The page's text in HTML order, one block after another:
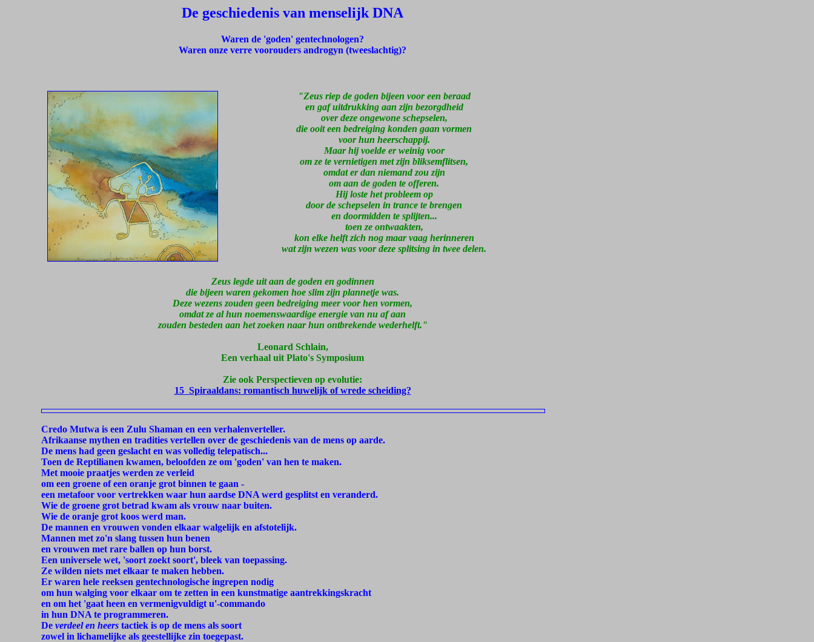
De geschiedenis van menselijk DNA
Waren de 'goden' gentechnologen?
Waren onze verre voorouders androgyn (tweeslachtig)?
"Zeus riep de goden bijeen voor een beraad
en gaf uitdrukking aan zijn bezorgdheid
over deze ongewone schepselen,
die ooit een bedreiging konden gaan vormen
voor hun heerschappij.
Maar hij voelde er weinig voor
om ze te vernietigen met zijn bliksemflitsen,
omdat er dan niemand zou zijn
om aan de goden te offeren.
Hij loste het probleem op
door de schepselen in trance te brengen
en doormidden te splijten...
toen ze ontwaakten,
kon elke helft zich nog maar vaag herinneren
wat zijn wezen was voor deze splitsing in twee delen.
Zeus legde uit aan de goden en godinnen
die bijeen waren gekomen hoe slim zijn plannetje was.
Deze wezens zouden geen bedreiging meer voor hen vormen,
omdat ze al hun noemenswaardige energie van nu af aan
zouden besteden aan het zoeken naar hun ontbrekende wederhelft."
Leonard Schlain,
Een verhaal uit Plato's Symposium
Zie ook Perspectieven op evolutie:
15 Spiraaldans: romantisch huwelijk of wrede scheiding?
Credo Mutwa is een Zulu Shaman en een verhalenverteller.
Afrikaanse mythen en tradities vertellen over de geschiedenis van de mens op aarde.
De mens had geen geslacht en was volledig telepatisch...
Toen de Reptilianen kwamen, beloofden ze om 'goden' van hen te maken.
Met mooie praatjes werden ze verleid
om een groene of een oranje grot binnen te gaan -
een metafoor voor vertrekken waar hun aardse DNA werd gesplitst en veranderd.
Wie de groene grot betrad kwam als vrouw naar buiten.
Wie de oranje grot koos werd man.
De mannen en vrouwen vonden elkaar walgelijk en afstotelijk.
Mannen met zo'n slang tussen hun benen
en vrouwen met rare ballen op hun borst.
Een universele wet, 'soort zoekt soort', bleek van toepassing.
Ze wilden niets met elkaar te maken hebben.
Er waren hele reeksen gentechnologische ingrepen nodig
om hun walging voor elkaar om te zetten in een kunstmatige aantrekkingskracht
en om het 'gaat heen en vermenigvuldigt u'-commando
in hun DNA te programmeren.
De verdeel en heers tactiek is op de mens als soort
zowel in lichamelijke als geestellijke zin toegepast.